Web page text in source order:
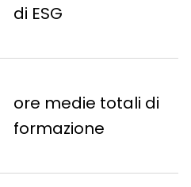
di ESG
ore medie totali di
formazione